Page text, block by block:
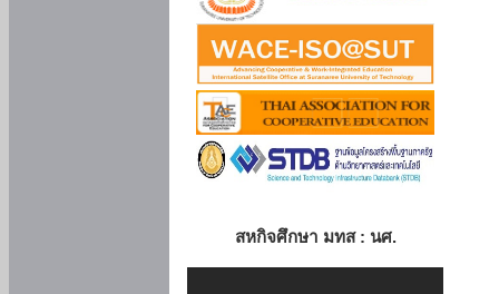
สหกิจศึกษา มทส : นศ.